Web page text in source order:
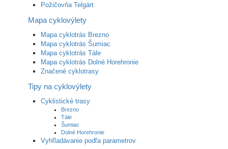
Požičovňa Telgárt
Mapa cyklovýlety
Mapa cyklotrás Brezno
Mapa cyklotrás Šumiac
Mapa cyklotrás Tále
Mapa cyklotrás Dolné Horehronie
Značené cyklotrasy
Tipy na cyklovýlety
Cyklistické trasy
Brezno
Tále
Šumiac
Dolné Horehronie
Vyhľladávanie podľa parametrov